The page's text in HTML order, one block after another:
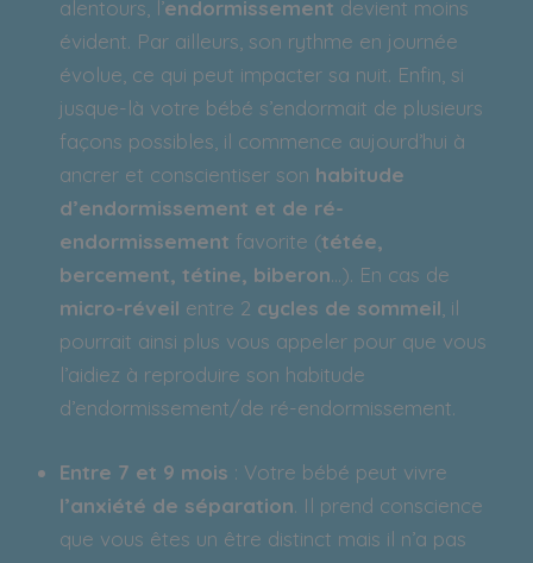
alentours, l’endormissement devient moins
évident. Par ailleurs, son rythme en journée
évolue, ce qui peut impacter sa nuit. Enfin, si
jusque-là votre bébé s’endormait de plusieurs
façons possibles, il commence aujourd’hui à
ancrer et conscientiser son habitude
d’endormissement et de ré-
endormissement favorite (tétée,
bercement, tétine, biberon…). En cas de
micro-réveil entre 2 cycles de sommeil, il
pourrait ainsi plus vous appeler pour que vous
l’aidiez à reproduire son habitude
d’endormissement/de ré-endormissement.
Entre 7 et 9 mois : Votre bébé peut vivre
l’anxiété de séparation. Il prend conscience
que vous êtes un être distinct mais il n’a pas